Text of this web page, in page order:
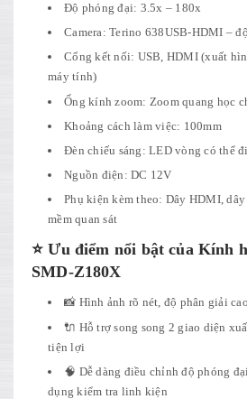
Độ phóng đại: 3.5x – 180x
Camera: Terino 638USB-HDMI –
Cổng kết nối: USB, HDMI (xuất
máy tính)
Ống kính zoom: Zoom quang học
Khoảng cách làm việc: 100mm
Đèn chiếu sáng: LED vòng có thể
Nguồn điện: DC 12V
Phụ kiện kèm theo: Dây HDMI,
mềm quan sát
⭐ Ưu điểm nổi bật của Kính
SMD-Z180X
📸 Hình ảnh rõ nét, độ phân giải
🔌 Hỗ trợ song song 2 giao diện
tiện lợi
🧠 Dễ dàng điều chỉnh độ phóng
dụng kiểm tra linh kiện